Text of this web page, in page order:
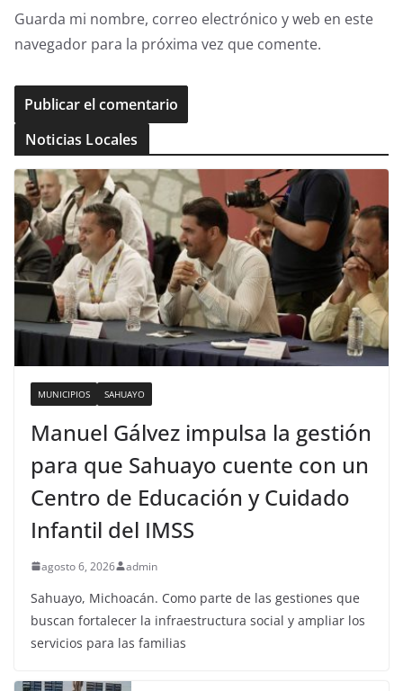
Guarda mi nombre, correo electrónico y web en este
navegador para la próxima vez que comente.
Noticias Locales
MUNICIPIOS SAHUAYO
Manuel Gálvez impulsa la gestión
para que Sahuayo cuente con un
Centro de Educación y Cuidado
Infantil del IMSS
agosto 6, 2026 admin
Sahuayo, Michoacán. Como parte de las gestiones que
buscan fortalecer la infraestructura social y ampliar los
servicios para las familias